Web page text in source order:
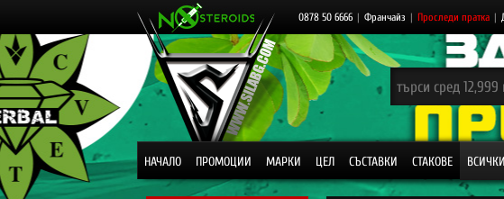
0878 50 6666 | Франчайз | Проследи пратка |
НАЧАЛО ПРОМОЦИИ МАРКИ ЦЕЛ СЪСТАВКИ СТАКОВЕ